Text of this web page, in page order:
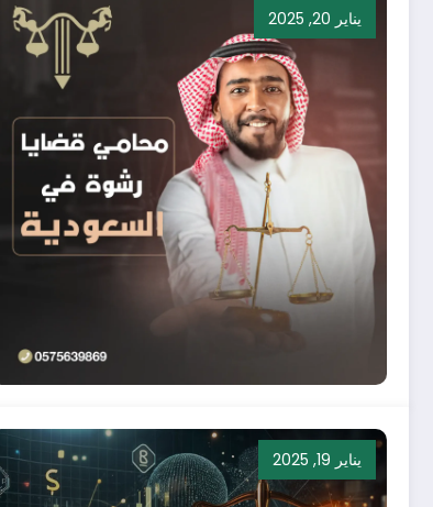
يناير 20, 2025
يناير 19, 2025